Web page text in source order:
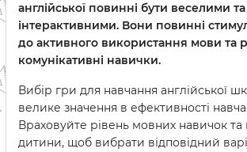
англійської повинні бути веселими та
інтерактивними. Вони повинні
до активного використання мови та
комунікативні навички.
Вибір гри для навчання англійської
велике значення в ефективності
Враховуйте рівень мовних навичок та
дитини, щоб вибрати відповідний